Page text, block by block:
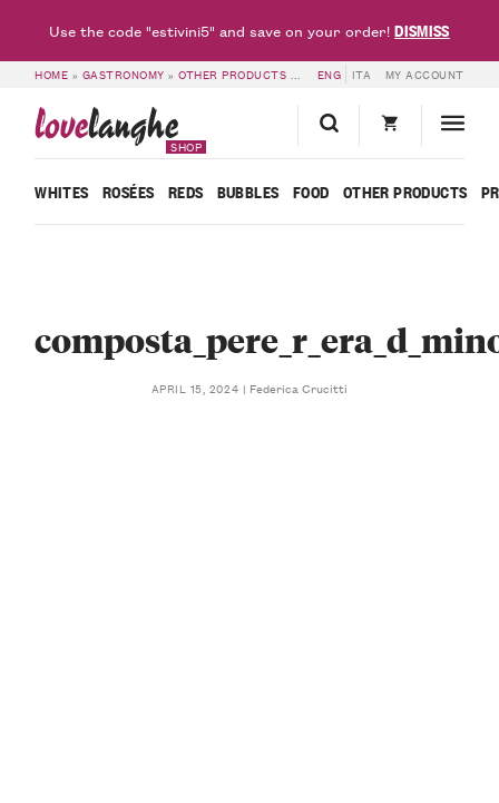
HOME » GASTRONOMY »OTHER PRODUCTS MADERNASSA PEAR COMPOTE –
ENG ITA MY ACCOUNT
lovelanghe
SHOP
WHITES ROSÉES REDS BUBBLES FOOD OTHER PRODUCTS
APRIL 15, 2024 Federica Crucitti
Use the code "estivini5" and save on your order!DISMISS